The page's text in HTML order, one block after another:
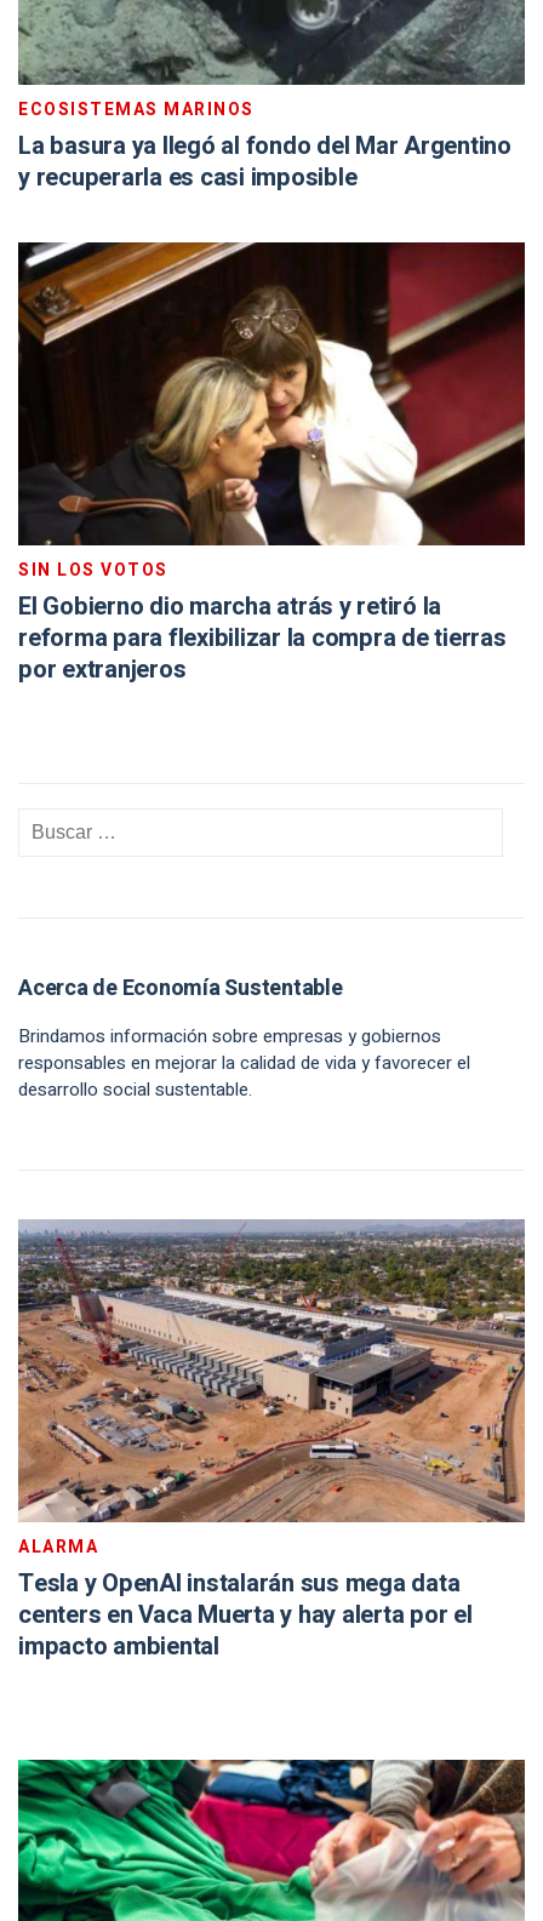
ECOSISTEMAS MARINOS
La basura ya llegó al fondo del Mar Argentino
y recuperarla es casi imposible
SIN LOS VOTOS
El Gobierno dio marcha atrás y retiró la
reforma para flexibilizar la compra de tierras
por extranjeros
Acerca de Economía Sustentable
Brindamos información sobre empresas y gobiernos
responsables en mejorar la calidad de vida y favorecer el
desarrollo social sustentable.
ALARMA
Tesla y OpenAI instalarán sus mega data
centers en Vaca Muerta y hay alerta por el
impacto ambiental